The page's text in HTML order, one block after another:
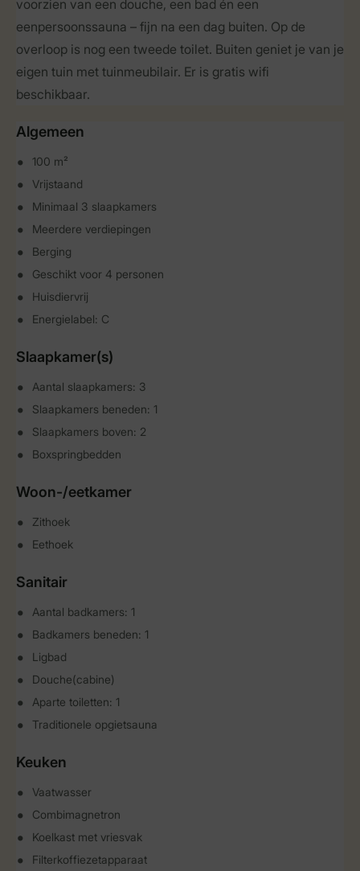
voorzien van een douche, een bad én een
eenpersoonssauna – fijn na een dag buiten. Op de
overloop is nog een tweede toilet. Buiten geniet je van je
eigen tuin met tuinmeubilair. Er is gratis wifi
beschikbaar.
Algemeen
100 m²
Vrijstaand
Minimaal 3 slaapkamers
Meerdere verdiepingen
Berging
Geschikt voor 4 personen
Huisdiervrij
Energielabel: C
Slaapkamer(s)
Aantal slaapkamers: 3
Slaapkamers beneden: 1
Slaapkamers boven: 2
Boxspringbedden
Woon-/eetkamer
Zithoek
Eethoek
Sanitair
Aantal badkamers: 1
Badkamers beneden: 1
Ligbad
Douche(cabine)
Aparte toiletten: 1
Traditionele opgietsauna
Keuken
Vaatwasser
Combimagnetron
Koelkast met vriesvak
Filterkoffiezetapparaat